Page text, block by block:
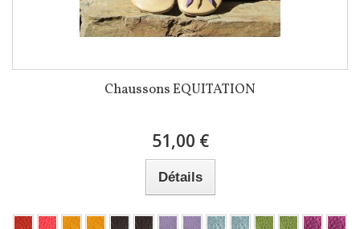
Chaussons EQUITATION
51,00 €
Détails